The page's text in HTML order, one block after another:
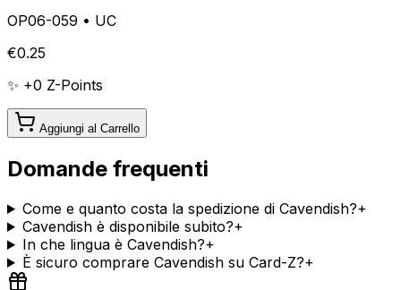
OP06-059 • UC
€0.25
✨ +0 Z-Points
Aggiungi al Carrello
Domande frequenti
Come e quanto costa la spedizione di Cavendish?+
Cavendish è disponibile subito?+
In che lingua è Cavendish?+
È sicuro comprare Cavendish su Card-Z?+